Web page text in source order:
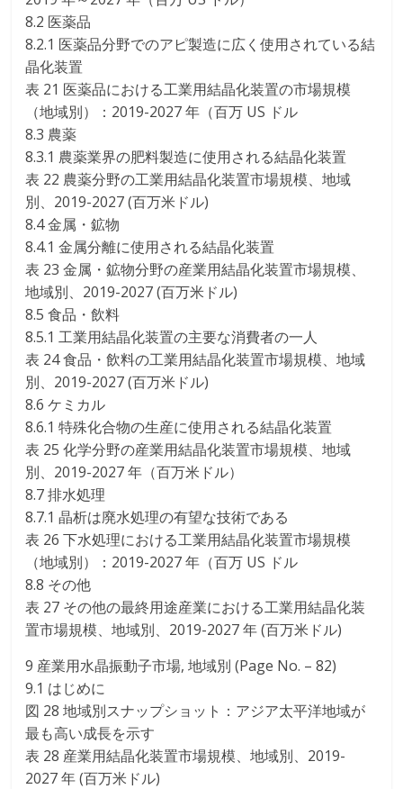
8.2 医薬品
8.2.1 医薬品分野でのアピ製造に広く使用されている結
晶化装置
表 21 医薬品における工業用結晶化装置の市場規模
（地域別）：2019-2027 年（百万 US ドル
8.3 農薬
8.3.1 農薬業界の肥料製造に使用される結晶化装置
表 22 農薬分野の工業用結晶化装置市場規模、地域
別、2019-2027 (百万米ドル)
8.4 金属・鉱物
8.4.1 金属分離に使用される結晶化装置
表 23 金属・鉱物分野の産業用結晶化装置市場規模、
地域別、2019-2027 (百万米ドル)
8.5 食品・飲料
8.5.1 工業用結晶化装置の主要な消費者の一人
表 24 食品・飲料の工業用結晶化装置市場規模、地域
別、2019-2027 (百万米ドル)
8.6 ケミカル
8.6.1 特殊化合物の生産に使用される結晶化装置
表 25 化学分野の産業用結晶化装置市場規模、地域
別、2019-2027 年（百万米ドル）
8.7 排水処理
8.7.1 晶析は廃水処理の有望な技術である
表 26 下水処理における工業用結晶化装置市場規模
（地域別）：2019-2027 年（百万 US ドル
8.8 その他
表 27 その他の最終用途産業における工業用結晶化装
置市場規模、地域別、2019-2027 年 (百万米ドル)
9 産業用水晶振動子市場, 地域別 (Page No. – 82)
9.1 はじめに
図 28 地域別スナップショット：アジア太平洋地域が
最も高い成長を示す
表 28 産業用結晶化装置市場規模、地域別、2019-
2027 年 (百万米ドル)